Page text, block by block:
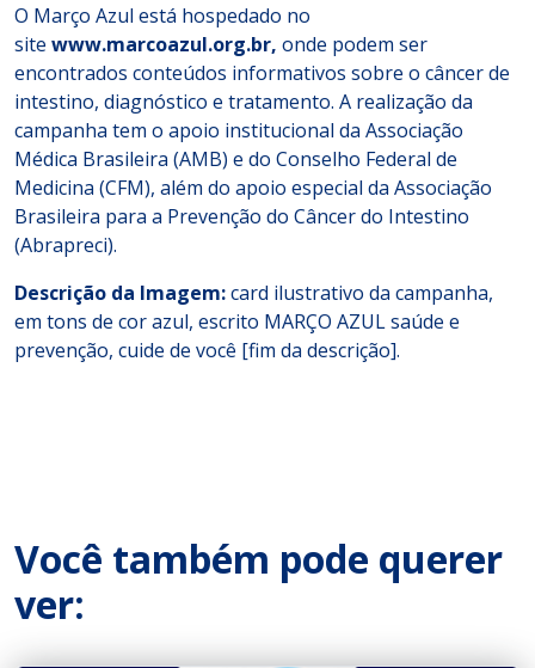
O Março Azul está hospedado no
site www.marcoazul.org.br, onde podem ser
encontrados conteúdos informativos sobre o câncer de
intestino, diagnóstico e tratamento. A realização da
campanha tem o apoio institucional da Associação
Médica Brasileira (AMB) e do Conselho Federal de
Medicina (CFM), além do apoio especial da Associação
Brasileira para a Prevenção do Câncer do Intestino
(Abrapreci).
Descrição da Imagem:card ilustrativo da campanha,
em tons de cor azul, escrito MARÇO AZUL saúde e
prevenção, cuide de você [fim da descrição].
Você também pode querer
ver: